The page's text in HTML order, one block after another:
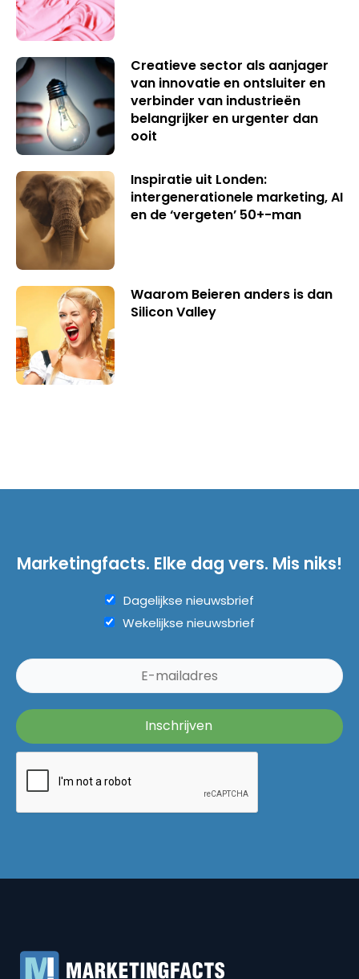
Creatieve sector als aanjager
van innovatie en ontsluiter en
verbinder van industrieën
belangrijker en urgenter dan
ooit
Inspiratie uit Londen:
intergenerationele marketing, AI
en de ‘vergeten’ 50+-man
Waarom Beieren anders is dan
Silicon Valley
Marketingfacts. Elke dag vers. Mis niks!
Dagelijkse nieuwsbrief
Wekelijkse nieuwsbrief